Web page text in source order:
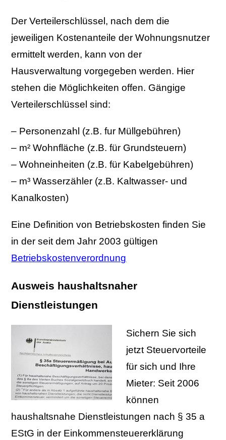
Der Verteilerschlüssel, nach dem die
jeweiligen Kostenanteile der Wohnungsnutzer
ermittelt werden, kann von der
Hausverwaltung vorgegeben werden. Hier
stehen die Möglichkeiten offen. Gängige
Verteilerschlüssel sind:
– Personenzahl (z.B. fur Müllgebühren)
– m² Wohnfläche (z.B. für Grundsteuern)
– Wohneinheiten (z.B. für Kabelgebühren)
– m³ Wasserzähler (z.B. Kaltwasser- und
Kanalkosten)
Eine Definition von Betriebskosten finden Sie
in der seit dem Jahr 2003 gültigen
Betriebskostenverordnung
Ausweis haushaltsnaher
Dienstleistungen
Sichern Sie sich
jetzt Steuervorteile
für sich und Ihre
Mieter: Seit 2006
können
haushaltsnahe Dienstleistungen nach § 35 a
EStG in der Einkommensteuererklärung